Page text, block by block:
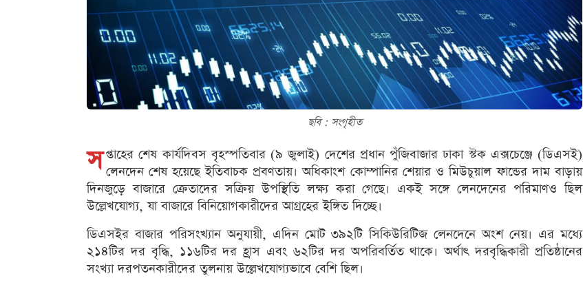
ছবি : সংগৃহীত
স প্তাহের শেষ কার্যদিবস বৃহস্পতিবার (৯ জুলাই) দেশের প্রধান পুঁজিবাজার ঢাকা স্টক এক্সচেঞ্জে (ডিএসই)
লেনদেন শেষ হয়েছে ইতিবাচক প্রবণতায়। অধিকাংশ কোম্পানির শেয়ার ও মিউচুয়াল ফান্ডের দাম বাড়ায়
দিনজুড়ে বাজারে ক্রেতাদের সক্রিয় উপস্থিতি লক্ষ্য করা গেছে। একই সঙ্গে লেনদেনের পরিমাণও ছিল
উল্লেখযোগ্য, যা বাজারে বিনিয়োগকারীদের আগ্রহের ইঙ্গিত দিচ্ছে।
ডিএসইর বাজার পরিসংখ্যান অনুযায়ী, এদিন মোট ৩৯২টি সিকিউরিটিজ লেনদেনে অংশ নেয়। এর মধ্যে
২১৪টির দর বৃদ্ধি, ১১৬টির দর হ্রাস এবং ৬২টির দর অপরিবর্তিত থাকে। অর্থাৎ দরবৃদ্ধিকারী প্রতিষ্ঠানের
সংখ্যা দরপতনকারীদের তুলনায় উল্লেখযোগ্যভাবে বেশি ছিল।